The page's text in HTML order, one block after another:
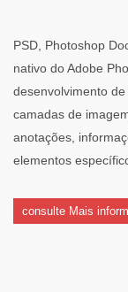
PSD, Photoshop
nativo do Adobe
desenvolvimento
camadas de
anotações,
elementos
consulte Mais